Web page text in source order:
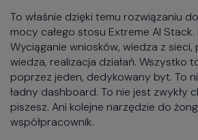
To właśnie dzięki temu rozwiązaniu
mocy całego stosu Extreme AI
Wyciąganie wniosków, wiedza z
wiedza, realizacja działań. Wszystko
poprzez jeden, dedykowany byt. To
ładny dashboard. To nie jest zwykły
piszesz. Ani kolejne narzędzie do
współpracownik.